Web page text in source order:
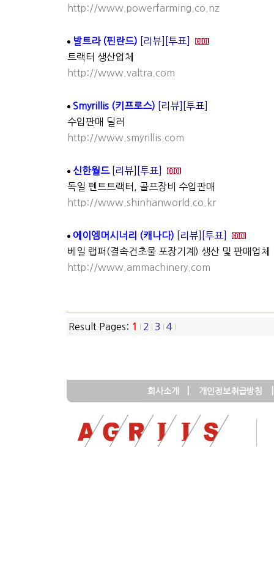
http://www.powerfarming.co.nz
발트라 (핀란드) [리뷰]
[투표]
트랙터 생산업체
http://www.valtra.com
Smyrillis (키프로스) [리뷰]
[투표]
수입판매 딜러
http://www.smyrillis.com
신한월드 [리뷰]
[투표]
독일 펜트트랙터, 골프장비 수입판매
http://www.shinhanworld.co.kr
에이엠머시너리 (캐나다) [리뷰]
[투표]
베일 랩퍼(결속건초물 포장기계) 생산 및 판매업체
http://www.ammachinery.com
Result Pages: 1 2 3 4
회사소개 개인정보취급방침